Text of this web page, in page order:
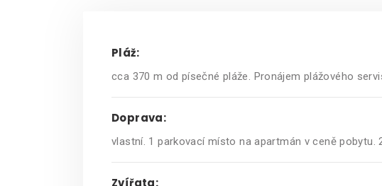
Pláž:
cca 370 m od písečné pláže. Pronájem plážového
Doprava:
vlastní. 1 parkovací místo na apartmán v ceně
Zvířata: